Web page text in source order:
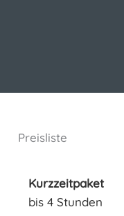
Preisliste
Kurzzeitpaket
bis 4 Stunden